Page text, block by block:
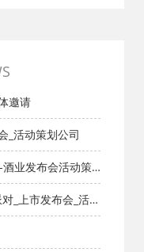
邀请
_活动策划公司
业发布会活动策
_上市发布会_活动